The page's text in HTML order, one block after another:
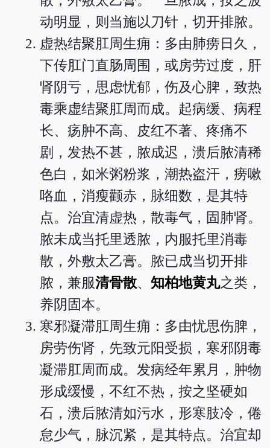
动明显，则当施以刀针，切开排脓。
虚热结聚肛周生痈：多由肺痨日久，
下传肛门直肠周围，或房劳过度，肝
肾阴亏，思虑忧郁，伤及心脾，致热
毒乘虚结聚肛周而成。起病缓、病程
长、疡肿不高、皮红不著、疼痛不
剧，发热不甚，脓成迟，溃后脓清稀
色白，如米粥粉浆，潮热盗汗，痨嗽
咯血，消瘦颧赤，脉细数，是其特
点。治宜清虚热，散毒气，固肺肾。
脓未成当托里透脓，内服托里消毒
散，外敷太乙膏。脓已成当切开排
脓，兼服清骨散、知柏地黄丸之类，
养阴固本。
寒邪凝滞肛周生痈：多由忧思伤脾，
房劳伤肾，先致元阳受损，寒邪阴毒
凝滞肛周而成。发病经年累月，肿物
形成缓慢，不红不热，按之坚硬如
石，溃后脓清如污水，形寒肢冷，倦
怠少气，脉沉紧，是其特点。治宜却